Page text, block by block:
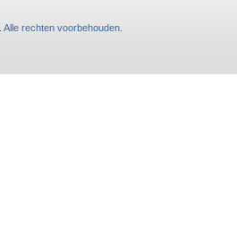
Alle rechten voorbehouden